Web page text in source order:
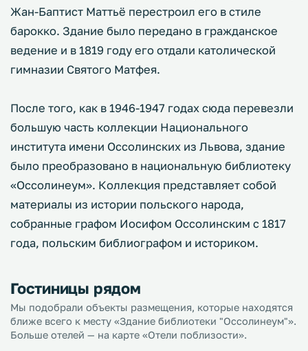
Жан-Баптист Маттьё перестроил его в стиле
барокко. Здание было передано в гражданское
ведение и в 1819 году его отдали католической
гимназии Святого Матфея.
После того, как в 1946-1947 годах сюда перевезли
большую часть коллекции Национального
института имени Оссолинских из Львова, здание
было преобразовано в национальную библиотеку
«Оссолинеум». Коллекция представляет собой
материалы из истории польского народа,
собранные графом Иосифом Оссолинским с 1817
года, польским библиографом и историком.
Гостиницы рядом
Мы подобрали объекты размещения, которые находятся
ближе всего к месту «Здание библиотеки "Оссолинеум"».
Больше отелей — на карте «Отели поблизости».